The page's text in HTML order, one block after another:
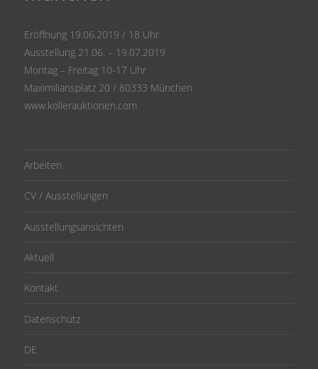
Eröffnung 19.06.2019 / 18 Uhr
Ausstellung 21.06. – 19.07.2019
Montag – Freitag 10-17 Uhr
Maximiliansplatz 20 / 80333 München
www.kollerauktionen.com
Arbeiten
CV / Ausstellungen
Ausstellungsansichten
Aktuell
Kontakt
Datenschutz
DE